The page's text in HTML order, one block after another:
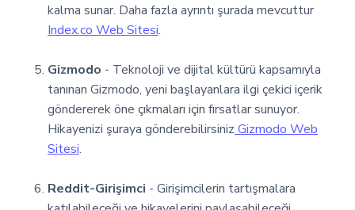
kalma sunar. Daha fazla ayrıntı şurada mevcuttur
Index.co Web Sitesi.
Gizmodo - Teknoloji ve dijital kültürü kapsamıyla
tanınan Gizmodo, yeni başlayanlara ilgi çekici içerik
göndererek öne çıkmaları için fırsatlar sunuyor.
Hikayenizi şuraya gönderebilirsiniz Gizmodo Web
Sitesi.
Reddit-Girişimci - Girişimcilerin tartışmalara